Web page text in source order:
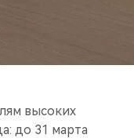
высоких
до 31 марта